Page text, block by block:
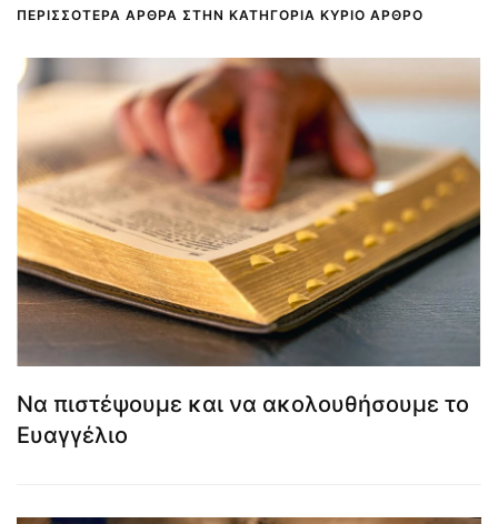
ΠΕΡΙΣΣΌΤΕΡΑ ΆΡΘΡΑ ΣΤΗΝ ΚΑΤΗΓΟΡΊΑ ΚΎΡΙΟ ΆΡΘΡΟ
Να πιστέψουμε και να ακολουθήσουμε το
Ευαγγέλιο